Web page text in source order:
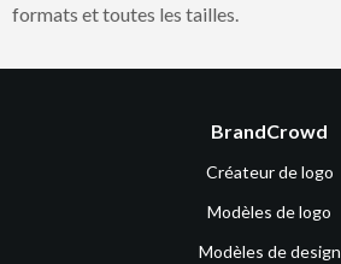
formats et toutes les tailles.
BrandCrowd
Créateur de logo
Modèles de logo
Modèles de design